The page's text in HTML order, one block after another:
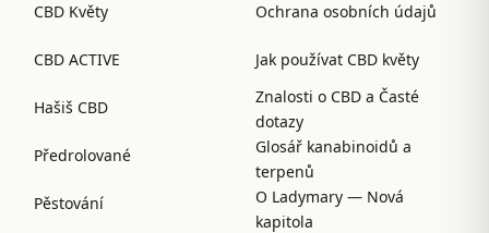
CBD Květy
CBD ACTIVE
Hašiš CBD
Předrolované
Pěstování
Ochrana osobních údajů
Jak používat CBD květy
Znalosti o CBD a Časté
dotazy
Glosář kanabinoidů a
terpenů
O Ladymary — Nová
kapitola